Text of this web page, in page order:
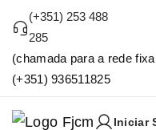
(+351) 253 488
285
(chamada para a rede
(+351) 936511825
Iniciar